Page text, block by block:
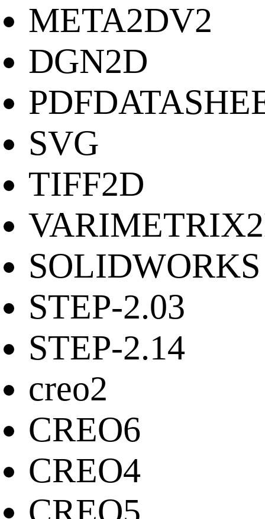
META2DV2
DGN2D
SVG
TIFF2D
SOLIDWORKS
STEP-2.03
STEP-2.14
creo2
CREO6
CREO4